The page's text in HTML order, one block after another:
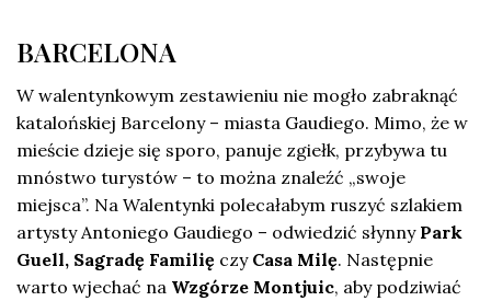
BARCELONA
W walentynkowym zestawieniu nie mogło zabraknąć
katalońskiej Barcelony – miasta Gaudiego. Mimo, że w
mieście dzieje się sporo, panuje zgiełk, przybywa tu
mnóstwo turystów – to można znaleźć „swoje
miejsca”. Na Walentynki polecałabym ruszyć szlakiem
artysty Antoniego Gaudiego – odwiedzić słynny Park
Guell, Sagradę Familię czy Casa Milę. Następnie
warto wjechać na Wzgórze Montjuic, aby podziwiać